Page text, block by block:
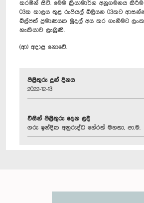
කරමින් සිටී. මෙම ක්‍රියාමාර්ග අනුගමනය
03ක කාලය තුළ රුපියල් බිලියන 03කට
බිල්පත් ප්‍රමාණයක මුදල් අය කර ගැනීමට
හැකියාව ලැබුණි.
(ආ) අදාළ නොවේ.
පිළිතුරු දුන් දිනය
2022-12-13
විසින් පිළිතුරු දෙන ලදී
ගරු ඉන්දික අනුරුද්ධ හේරත් මහතා, පා.ම.